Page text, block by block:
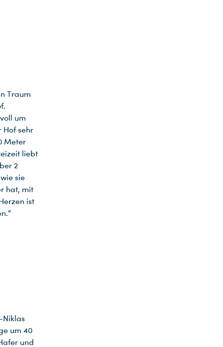
Traum
um
Hof sehr
Meter
liebt
2
sie
hat, mit
ist
Niklas
um 40
und